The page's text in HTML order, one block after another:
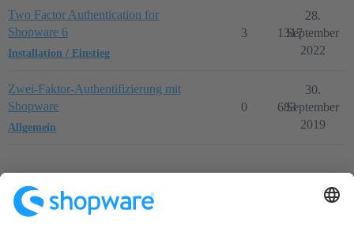
Two Factor Authentication for
Shopware 6
Installation / Einstieg
3 1317
28.
September
2022
Zwei-Faktor-Authentifizierung mit
Shopware
Allgemein
0 683
30.
September
2019